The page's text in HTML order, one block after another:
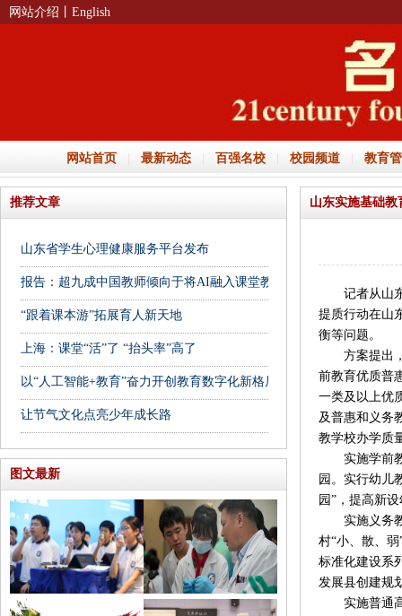
网站介绍 丨English
网站首页 最新动态 百强名校 校园频道 教育
推荐文章
山东省学生心理健康服务平台发布
报告：超九成中国教师倾向于将AI融入课堂教学
“跟着课本游”拓展育人新天地
上海：课堂“活”了 “抬头率”高了
以“人工智能+教育”奋力开创教育数字化新格局
让节气文化点亮少年成长路
图文最新
山东实施基础教
记者从山东
提质行动在山
衡等问题。
方案提出，
前教育优质普
一类及以上优
及普惠和义务
教学校办学质
实施学前教
园。实行幼儿
园”，提高新
实施义务教
村“小、散、
标准化建设系
发展县创建规
实施普通高